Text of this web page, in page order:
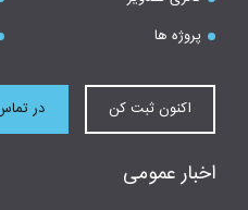
پروژه ها
اکنون ثبت کن در
اخبار عمومی